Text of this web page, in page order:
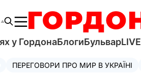
у ГордонаБлогиБульварLIVE
ПЕРЕГОВОРИ ПРО МИР В УКРАЇНІ